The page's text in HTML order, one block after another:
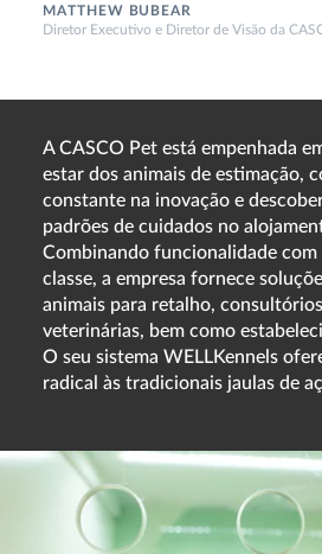
MATTHEW BUBEAR
Diretor Executivo e Diretor de Visão da
A CASCO Pet está empenhada
estar dos animais de estimação,
constante na inovação e
padrões de cuidados no
Combinando funcionalidade com
classe, a empresa fornece
animais para retalho,
veterinárias, bem como
O seu sistema WELLKennels
radical às tradicionais jaulas de